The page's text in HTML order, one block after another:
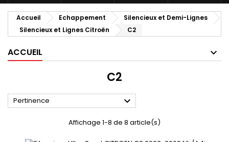
Accueil Echappement
Silencieux et Demi-Lignes
Silencieux et Lignes Citroën
C2
ACCUEIL
C2
Pertinence 
Affichage 1-8 de 8 article(s)